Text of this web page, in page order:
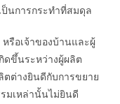
ป็นการกระทำที่สมดุล
รือเจ้าของบ้านและผู้
ดขึ้นระหว่างผู้ผลิต
ต่างยินดีกับการขยาย
มเหล่านั้นไม่ยินดี